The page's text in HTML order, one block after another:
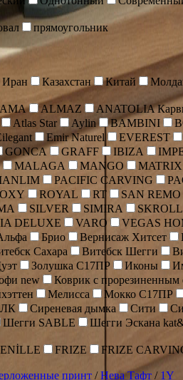
прямоугольник
Иран Казахстан Китай
ALMAZ ANATOLIA
Atlas Star Aylin BAMBINI
Emir Naturel EVEREST
GONCA GRAFF IBIZA
MALAGA MANGO MATRIX
PACIFIC CARVING
ROYAL RT SAN REMO
SILVER SIMIRA SKROLL
DELUXE VARO VEGAS
Брио Вернисаж Хитсет
Сахара Витебск Шегги
Золушка С17ПР Иконы
new
Коврик с прорезиненным
Мелисса Мокко С17ПР
Сиреневая дымка Сити
Шегги SABLE Шегги Эскана
FRIZE FRIZE
принт /Нева Тафт / 1Y